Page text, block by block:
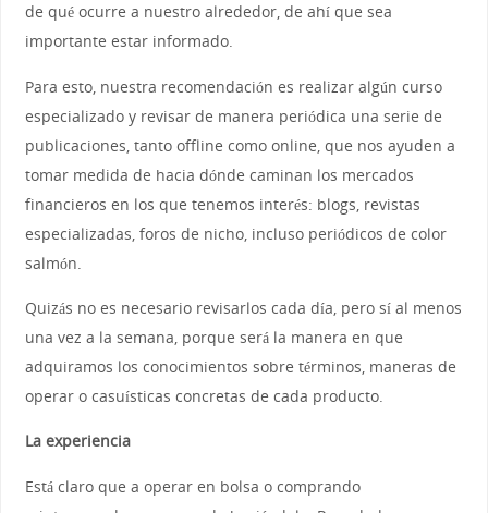
de qué ocurre a nuestro alrededor, de ahí que sea
importante estar informado.
Para esto, nuestra recomendación es realizar algún curso
especializado y revisar de manera periódica una serie de
publicaciones, tanto offline como online, que nos ayuden a
tomar medida de hacia dónde caminan los mercados
financieros en los que tenemos interés: blogs, revistas
especializadas, foros de nicho, incluso periódicos de color
salmón.
Quizás no es necesario revisarlos cada día, pero sí al menos
una vez a la semana, porque será la manera en que
adquiramos los conocimientos sobre términos, maneras de
operar o casuísticas concretas de cada producto.
La experiencia
Está claro que a operar en bolsa o comprando